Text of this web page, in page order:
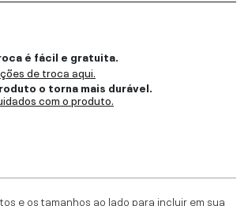
é fácil e gratuita.
de troca aqui.
o torna mais durável.
com o produto.
e os tamanhos ao lado para incluir em sua